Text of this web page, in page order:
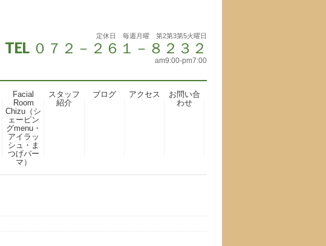
定休日 毎週月曜 第2第3第5火曜日
TEL ０７２－２６１－８２３２
am9:00-pm7:00
Facial
Room
Chizu（シ
ェービン
グmenu・
アイラッ
シュ・ま
つげパー
マ）
スタッフ
紹介
ブログ アクセス
お問い合
わせ